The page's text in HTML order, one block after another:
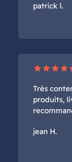
patrick l.
star star star star
Très
produits,
jean H.